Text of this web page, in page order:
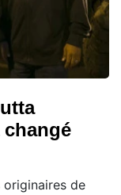
originaires de